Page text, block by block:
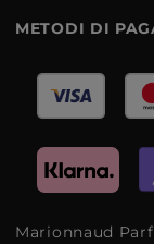
METODI DI
Marionnaud